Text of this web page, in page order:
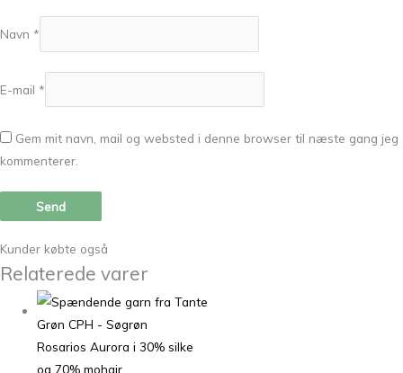
Navn *
E-mail *
Gem mit navn, mail og websted i denne browser til næste gang jeg
kommenterer.
Kunder købte også
Relaterede varer
Rosarios Aurora i 30% silke
og 70% mohair